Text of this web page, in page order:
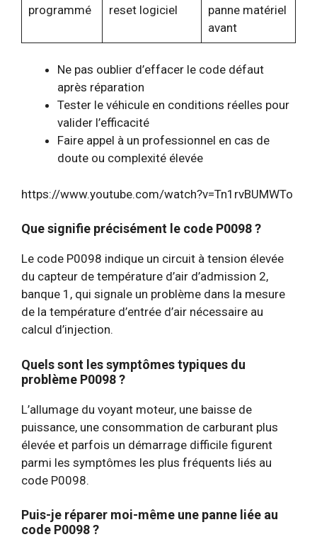
programmé
reset logiciel
panne matériel
avant
Ne pas oublier d’effacer le code défaut
après réparation
Tester le véhicule en conditions réelles pour
valider l’efficacité
Faire appel à un professionnel en cas de
doute ou complexité élevée
https://www.youtube.com/watch?v=Tn1rvBUMWTo
Que signifie précisément le code P0098 ?
Le code P0098 indique un circuit à tension élevée
du capteur de température d’air d’admission 2,
banque 1, qui signale un problème dans la mesure
de la température d’entrée d’air nécessaire au
calcul d’injection.
Quels sont les symptômes typiques du
problème P0098 ?
L’allumage du voyant moteur, une baisse de
puissance, une consommation de carburant plus
élevée et parfois un démarrage difficile figurent
parmi les symptômes les plus fréquents liés au
code P0098.
Puis-je réparer moi-même une panne liée au
code P0098 ?